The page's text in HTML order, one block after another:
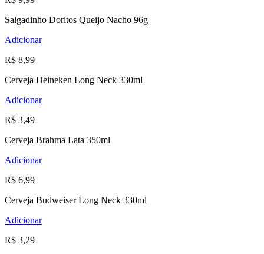
Salgadinho Doritos Queijo Nacho 96g
Adicionar
R$ 8,99
Cerveja Heineken Long Neck 330ml
Adicionar
R$ 3,49
Cerveja Brahma Lata 350ml
Adicionar
R$ 6,99
Cerveja Budweiser Long Neck 330ml
Adicionar
R$ 3,29